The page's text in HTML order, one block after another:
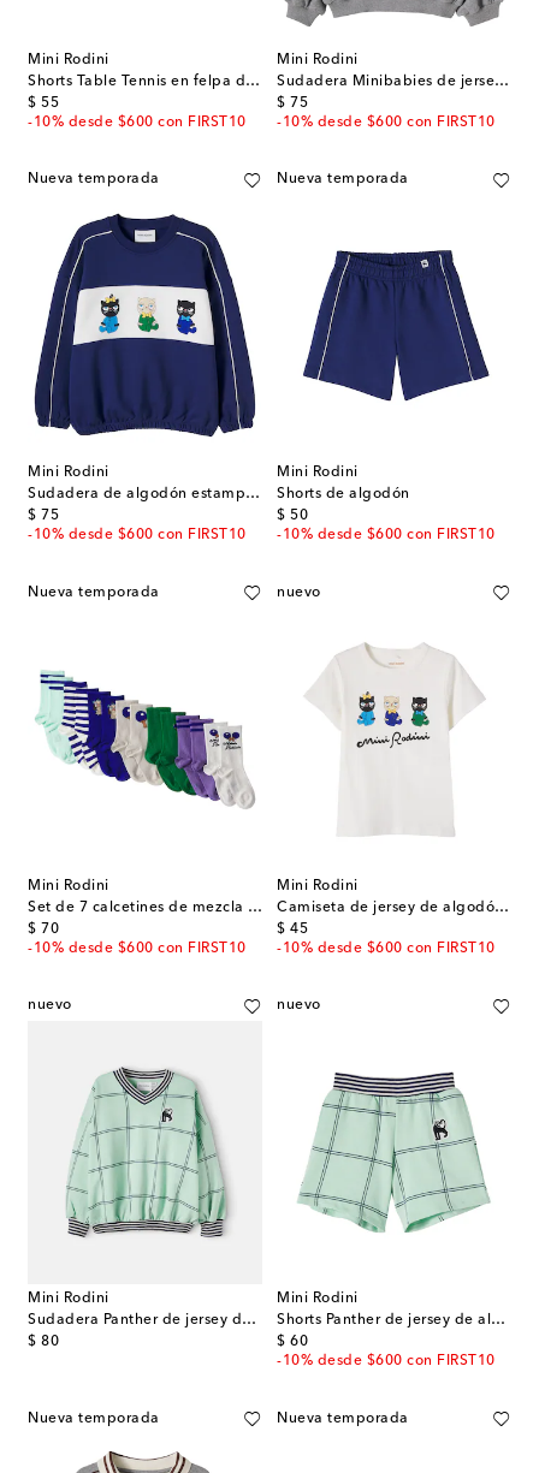
Mini Rodini
Shorts Table Tennis en felpa de algodón
$ 55
original price
-10% desde $600 con FIRST10
Mini Rodini
Sudadera Minibabies de jersey de algodón con parche
$ 75
original price
-10% desde $600 con FIRST10
Nueva temporada
Mini Rodini
Sudadera de algodón estampada
$ 75
original price
-10% desde $600 con FIRST10
Nueva temporada
Mini Rodini
Shorts de algodón
$ 50
original price
-10% desde $600 con FIRST10
Nueva temporada
Mini Rodini
Set de 7 calcetines de mezcla de algodón
$ 70
original price
-10% desde $600 con FIRST10
nuevo
Mini Rodini
Camiseta de jersey de algodón estampada
$ 45
original price
-10% desde $600 con FIRST10
nuevo
Mini Rodini
Sudadera Panther de jersey de algodón
$ 80
original price
nuevo
Mini Rodini
Shorts Panther de jersey de algodón
$ 60
original price
-10% desde $600 con FIRST10
Nueva temporada Nueva temporada